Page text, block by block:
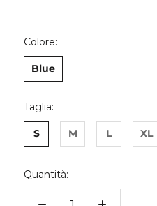
Colore:
Blue
Taglia:
S M L XL
Quantità: